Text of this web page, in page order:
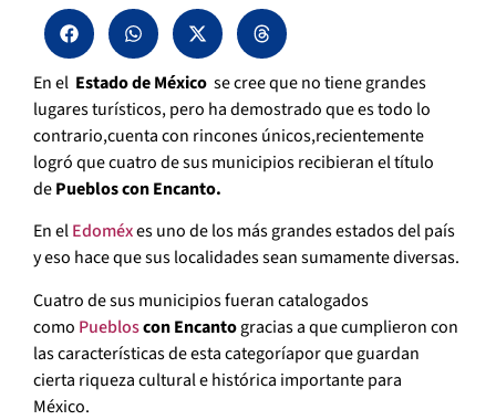
En el Estado de México se cree que no tiene grandes
lugares turísticos, pero ha demostrado que es todo lo
contrario,cuenta con rincones únicos,recientemente
logró que cuatro de sus municipios recibieran el título
dePueblos con Encanto.
En elEdoméxes uno de los más grandes estados del país
y eso hace que sus localidades sean sumamente diversas.
Cuatro de sus municipios fueran catalogados
como Puebloscon Encantogracias a que cumplieron con
las características de esta categoríapor que guardan
cierta riqueza cultural e histórica importante para
México.